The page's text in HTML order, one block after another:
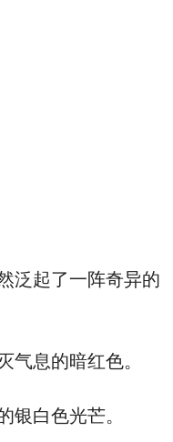
泛起了一阵奇异的
息的暗红色。
白色光芒。